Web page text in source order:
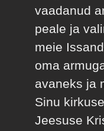
vaadanud
peale ja
meie
oma
avaneks ja
Sinu
Jeesuse